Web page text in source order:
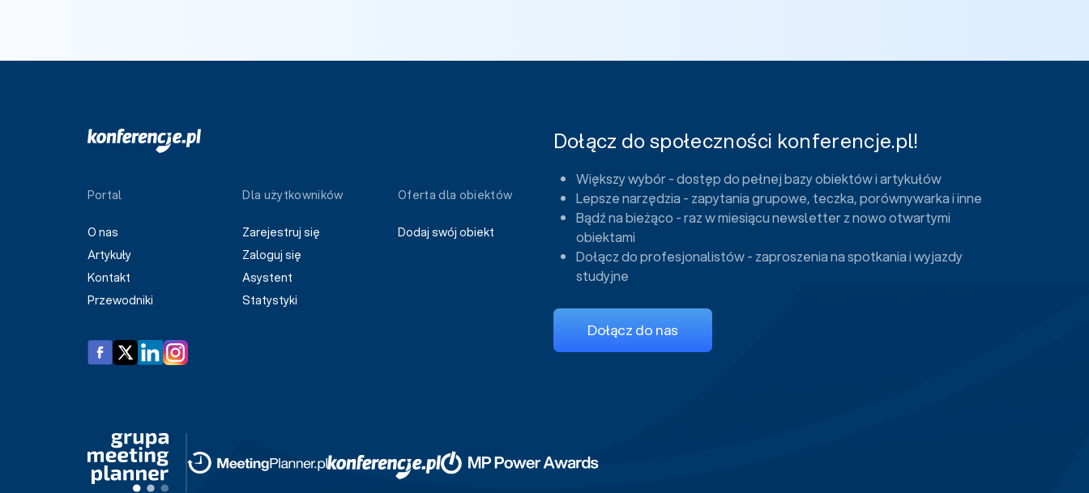
Portal
O nas
Artykuły
Kontakt
Przewodniki
Dla użytkowników
Zarejestruj się
Zaloguj się
Asystent
Statystyki
Oferta dla obiektów
Dodaj swój obiekt
Dołącz do społeczności konferencje.pl!
Większy wybór - dostęp do pełnej bazy obiektów i artykułów
Lepsze narzędzia - zapytania grupowe, teczka, porównywarka i inne
Bądź na bieżąco - raz w miesiącu newsletter z nowo otwartymi
obiektami
Dołącz do profesjonalistów - zaproszenia na spotkania i wyjazdy
studyjne
Dołącz do nas